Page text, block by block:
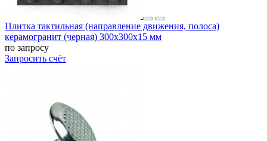
Плитка тактильная (направление движения, полоса)
керамогранит (черная) 300х300х15 мм
по запросу
Запросить счёт